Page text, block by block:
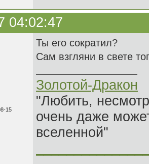
04:02:47
15
Ты его сократил?
Сам взгляни в свете
Золотой-Дракон
"Любить,
очень даже
вселенной"